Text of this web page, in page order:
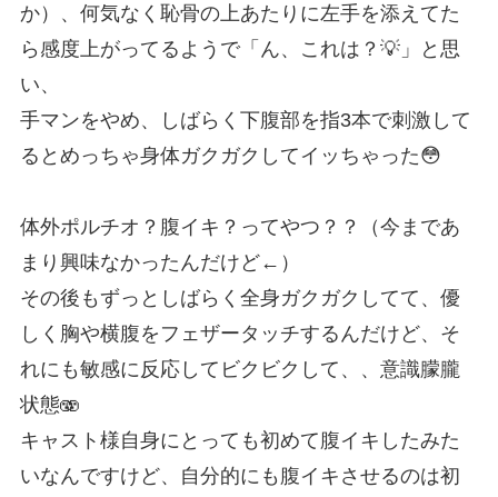
か）、何気なく恥骨の上あたりに左手を添えてた
ら感度上がってるようで「ん、これは？💡」と思
い、
手マンをやめ、しばらく下腹部を指3本で刺激して
るとめっちゃ身体ガクガクしてイッちゃった😳
体外ポルチオ？腹イキ？ってやつ？？（今まであ
まり興味なかったんだけど←）
その後もずっとしばらく全身ガクガクしてて、優
しく胸や横腹をフェザータッチするんだけど、そ
れにも敏感に反応してビクビクして、、意識朦朧
状態🫨
キャスト様自身にとっても初めて腹イキしたみた
いなんですけど、自分的にも腹イキさせるのは初